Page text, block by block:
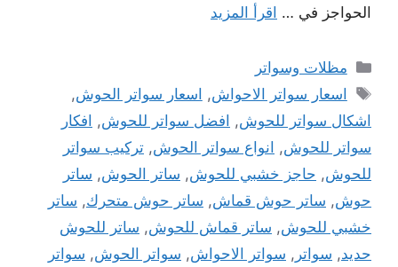
الحواجز في … اقرأ المزيد
التصنيفات
مظلات وسواتر
الوسوم
اسعار سواتر الاحواش, اسعار سواتر الحوش,
اشكال سواتر للحوش, افضل سواتر للحوش, افكار
سواتر للحوش, انواع سواتر الحوش, تركيب سواتر
للحوش, حاجز خشبي للحوش, ساتر الحوش, ساتر
حوش, ساتر حوش قماش, ساتر حوش متحرك, ساتر
خشبي للحوش, ساتر قماش للحوش, ساتر للحوش
حديد, سواتر , سواتر الاحواش, سواتر الحوش, سواتر